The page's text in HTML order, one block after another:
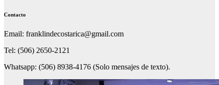
Contacto
Email: franklindecostarica@gmail.com
Tel: (506) 2650-2121
Whatsapp: (506) 8938-4176 (Solo mensajes de texto).